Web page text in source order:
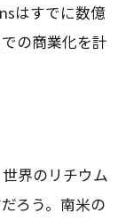
はすでに数億
の商業化を計
界のリチウム
ろう。南米の